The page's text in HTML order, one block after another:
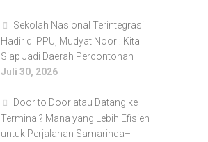
Sekolah Nasional Terintegrasi
Hadir di PPU, Mudyat Noor : Kita
Siap Jadi Daerah Percontohan
Juli 30, 2026
Door to Door atau Datang ke
Terminal? Mana yang Lebih Efisien
untuk Perjalanan Samarinda–